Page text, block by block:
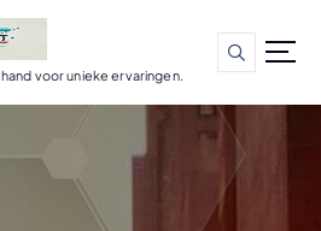
voor unieke ervaringen.